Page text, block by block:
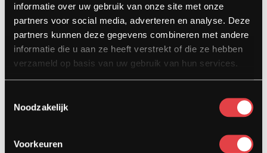
informatie over uw gebruik van onze site met onze
partners voor social media, adverteren en analyse. Deze
partners kunnen deze gegevens combineren met andere
informatie die u aan ze heeft verstrekt of die ze hebben
verzameld op basis van uw gebruik van hun services.
Noodzakelijk
Voorkeuren
info@stradamotoren.nl
0162 782532
Whatsapp